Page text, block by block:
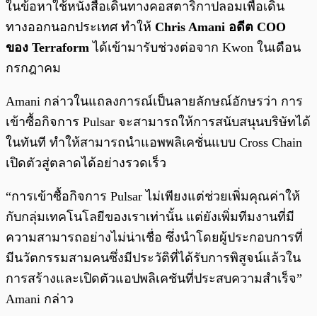
ในข้อหาใช้หนังสือเดินทางคอสตาริกาปลอมเพื่อเดิน
ทางออกนอกประเทศ ทำให้ Chris Amani อดีต COO
ของ Terraform ได้เข้ามารับช่วงต่อจาก Kwon ในเดือน
กรกฎาคม
Amani กล่าวในแถลงการณ์เป็นลายลักษณ์อักษรว่า การ
เข้าซื้อกิจการ Pulsar จะสามารถให้การสนับสนุนบริษัทได้
ในทันที ทำให้สามารถนำแอพพลิเคชั่นแบบ Cross Chain
เปิดตัวสู่ตลาดได้อย่างรวดเร็ว
“การเข้าซื้อกิจการ Pulsar ไม่เพียงแต่ช่วยเพิ่มคุณค่าให้
กับกลุ่มเทคโนโลยีของเราเท่านั้น แต่ยังเพิ่มทีมงานที่มี
ความสามารถอย่างไม่น่าเชื่อ ซึ่งนำโดยผู้ประกอบการที่
มีนวัตกรรมสามคนซึ่งมีประวัติที่ได้รับการพิสูจน์แล้วใน
การสร้างและเปิดตัวแอปพลิเคชันที่ประสบความสำเร็จ”
Amani กล่าว